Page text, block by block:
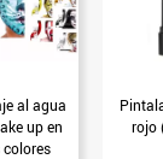
al agua
up en
rojo